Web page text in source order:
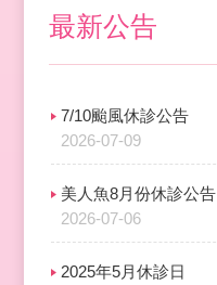
最新公告
7/10颱風休診公告
2026-07-09
美人魚8月份休診公告
2026-07-06
2025年5月休診日